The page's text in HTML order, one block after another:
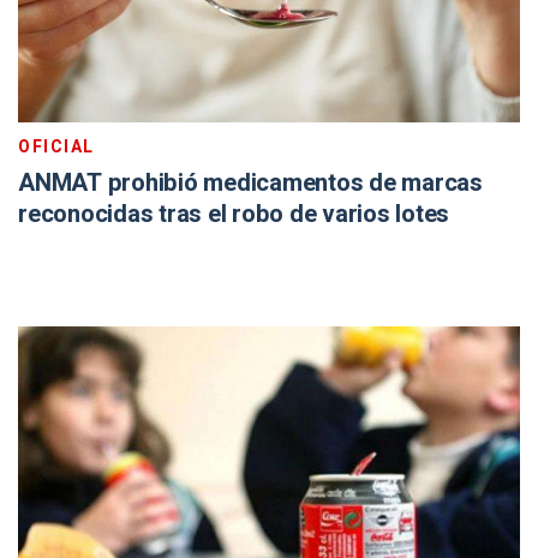
OFICIAL
ANMAT prohibió medicamentos de marcas
reconocidas tras el robo de varios lotes